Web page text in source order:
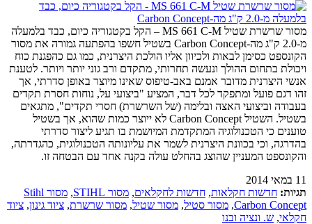
מסור שרשרת שטיל MS 661 C-M – הקל בקטגוריה כיום, כבד בלמעלה
מ-2.0 ק"ג מה-Carbon Concept בשטיל חשפו בהפתעה גמורה את מסור
הקונספט כסימן לבאות ולכיוון אליו הולכת היצרנית, כמו גם כהפגנת כוח
ויכולת בתחום ההולך ונעשה תחרותי, מתקדם ורב גוני יותר ויותר. לטענת
אנשי היצרנית מדובר אמנם באב-טיפוס שאינו מיוצר באופן סדרתי, אך
זהו דגם פועל ומתפקד לכל דבר, המציע "ביצועי על, נוחות חסרת תקדים
בעבודה וביצועי האצה ובלימה (של השרשרת) חסרי תקדים", מתגאים
בשטיל. השטיל Carbon Concept לא ייוצר כמות שהוא, אך בשטיל
טוענים כי הטכנולוגיה המתקדמת המיושמת בו תגיע ליצור סדרתי
בהדרגה, וכי בכוונת היצרנית לשמר את עליונותה הטכנולוגית, כהגדרתה,
והקונספט המעניין שהוצג בהחלט עולה בקנה אחד עם הבטחה זו.
11 במאי 2014
תגיות: חדשות חקלאות, חדשות לחקלאים, מסור STIHL ,
מסור Stihl
Carbon Concept
, מסור סטיל, מסור שטיל, מסור שרשרת, ציוד גינון, ציוד
חקלאי, ש. ונציה ובנו